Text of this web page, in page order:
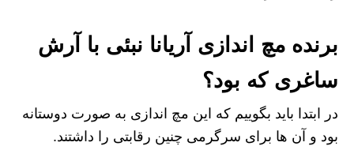
برنده مچ اندازی آریانا نبئی با آرش
ساغری که بود؟
در ابتدا باید بگوییم که این مچ اندازی به صورت دوستانه
بود و آن ها برای سرگرمی چنین رقابتی را داشتند.